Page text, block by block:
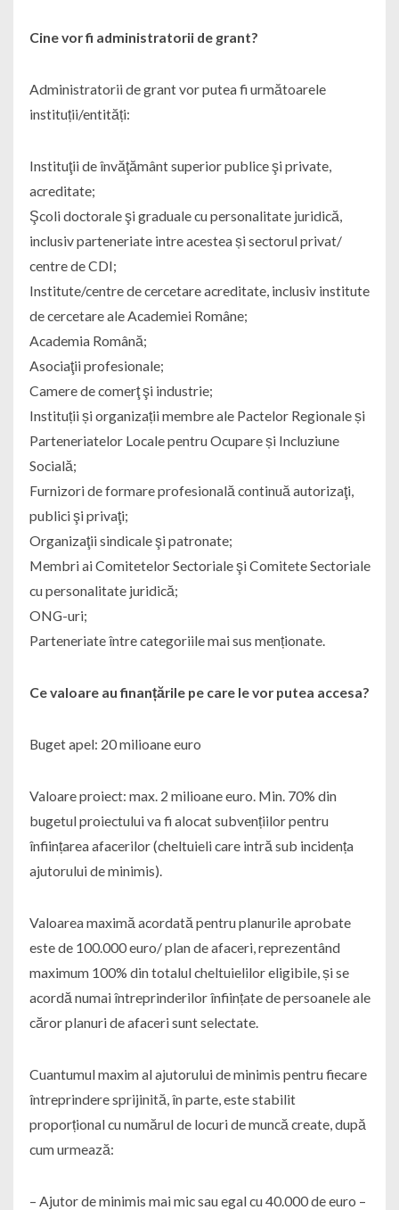
Cine vor fi administratorii de grant?
Administratorii de grant vor putea fi următoarele
instituții/entități:
Instituţii de învăţământ superior publice şi private,
acreditate;
Şcoli doctorale şi graduale cu personalitate juridică,
inclusiv parteneriate intre acestea și sectorul privat/
centre de CDI;
Institute/centre de cercetare acreditate, inclusiv institute
de cercetare ale Academiei Române;
Academia Română;
Asociaţii profesionale;
Camere de comerţ şi industrie;
Instituții și organizații membre ale Pactelor Regionale și
Parteneriatelor Locale pentru Ocupare și Incluziune
Socială;
Furnizori de formare profesională continuă autorizaţi,
publici şi privaţi;
Organizaţii sindicale şi patronate;
Membri ai Comitetelor Sectoriale şi Comitete Sectoriale
cu personalitate juridică;
ONG-uri;
Parteneriate între categoriile mai sus menționate.
Ce valoare au finanțările pe care le vor putea accesa?
Buget apel: 20 milioane euro
Valoare proiect: max. 2 milioane euro. Min. 70% din
bugetul proiectului va fi alocat subvențiilor pentru
înființarea afacerilor (cheltuieli care intră sub incidența
ajutorului de minimis).
Valoarea maximă acordată pentru planurile aprobate
este de 100.000 euro/ plan de afaceri, reprezentând
maximum 100% din totalul cheltuielilor eligibile, și se
acordă numai întreprinderilor înființate de persoanele ale
căror planuri de afaceri sunt selectate.
Cuantumul maxim al ajutorului de minimis pentru fiecare
întreprindere sprijinită, în parte, este stabilit
proporțional cu numărul de locuri de muncă create, după
cum urmează:
– Ajutor de minimis mai mic sau egal cu 40.000 de euro –